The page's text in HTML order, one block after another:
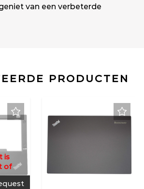
van een verbeterde
PRODUCTEN